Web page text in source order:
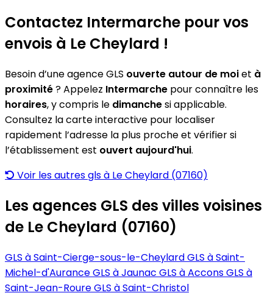
Contactez Intermarche pour vos
envois à Le Cheylard !
Besoin d’une agence GLS ouverte autour de moiet à
proximité? Appelez Intermarche pour connaître les
horaires, y compris le dimanchesi applicable.
Consultez la carte interactive pour localiser
rapidement l’adresse la plus proche et vérifier si
l’établissement est ouvert aujourd'hui.
Voir les autres gls à Le Cheylard (07160)
Les agences GLS des villes voisines
de Le Cheylard (07160)
GLS à Saint-Cierge-sous-le-CheylardGLS à Saint-
Michel-d'AuranceGLS à Jaunac GLS à AcconsGLS à
Saint-Jean-RoureGLS à Saint-Christol